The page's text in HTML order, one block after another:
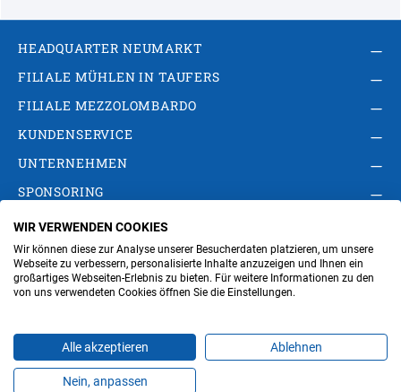
HEADQUARTER NEUMARKT
FILIALE MÜHLEN IN TAUFERS
FILIALE MEZZOLOMBARDO
KUNDENSERVICE
UNTERNEHMEN
SPONSORING
AGB Privacy Policy
Impressum
Cookie-Einstellungen ändern
Verwaltung
WIR VERWENDEN COOKIES
Wir können diese zur Analyse unserer Besucherdaten platzieren, um unsere
Webseite zu verbessern, personalisierte Inhalte anzuzeigen und Ihnen ein
großartiges Webseiten-Erlebnis zu bieten. Für weitere Informationen zu den
von uns verwendeten Cookies öffnen Sie die Einstellungen.
Alle akzeptieren Ablehnen
Nein, anpassen